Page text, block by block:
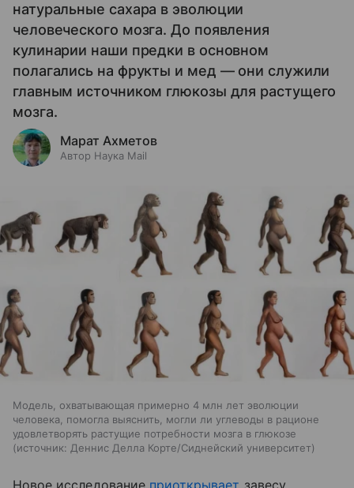
натуральные сахара в эволюции
человеческого мозга. До появления
кулинарии наши предки в основном
полагались на фрукты и мед — они служили
главным источником глюкозы для растущего
мозга.
Марат Ахметов
Автор Наука Mail
Модель, охватывающая примерно 4 млн лет эволюции
человека, помогла выяснить, могли ли углеводы в рационе
удовлетворять растущие потребности мозга в глюкозе
источник: Деннис Делла Корте/Сиднейский университет
Новое исследование приоткрывает завесу